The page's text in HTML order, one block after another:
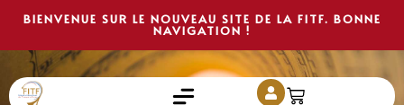
BIENVENUE SUR LE NOUVEAU SITE DE LA FITF. BONNE
NAVIGATION !